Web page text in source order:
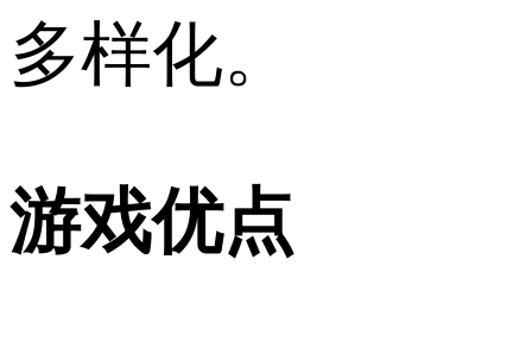
多样化。
游戏优点